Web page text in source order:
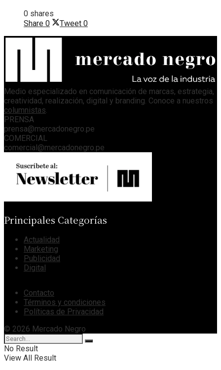
0 shares
Share 0 Tweet 0
Medio especializado en comunicación de marcas, estrategia,
creatividad, realización, digital y branding. Conoce a nuestros
columnistas
PRENSA
prensa@mercadonegro.pe
COMERCIAL
comercial@mercadonegro.pe
Principales Categorías
Actualidad
Marketing
Publicidad
Digital
Contacto
Términos y condiciones
Políticas de Privacidad
© 2026 Mercado Negro
No Result
View All Result